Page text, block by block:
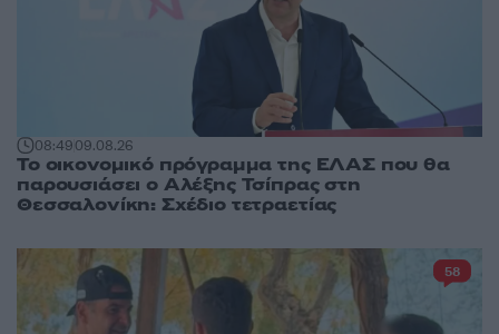
08:4909.08.26
Το οικονομικό πρόγραμμα της ΕΛΑΣ που θα
παρουσιάσει ο Αλέξης Τσίπρας στη
Θεσσαλονίκη: Σχέδιο τετραετίας
58